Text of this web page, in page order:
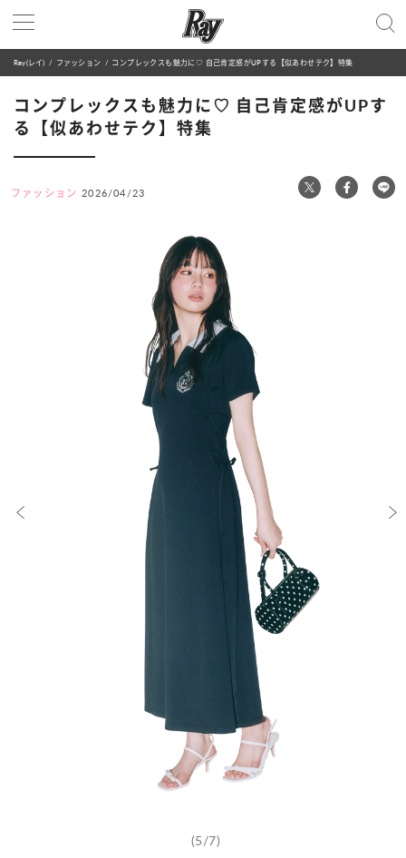
Ray(レイ) ファッション コンプレックスも魅力に♡ 自己肯定感がUPする【似あわせテク】特集
コンプレックスも魅力に♡ 自己肯定感がUPす
る【似あわせテク】特集
ファッション 2026/04/23
(5/7)